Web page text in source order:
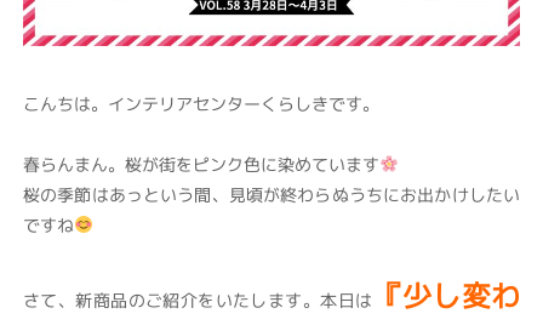
こんちは。インテリアセンターくらしきです。
春らんまん。桜が街をピンク色に染めています
桜の季節はあっという間、見頃が終わらぬうちにお出かけしたい
ですね
さて、新商品のご紹介をいたします。本日は
『少し変わ